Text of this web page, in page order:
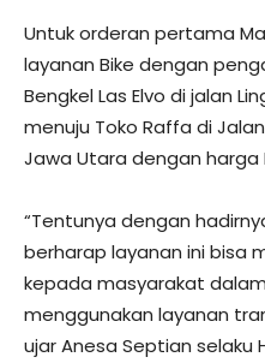
Untuk orderan pertama
layanan Bike dengan
Bengkel Las Elvo di jalan
menuju Toko Raffa di
Jawa Utara dengan harga
“Tentunya dengan
berharap layanan ini bisa
kepada masyarakat
menggunakan layanan
ujar Anesa Septian selaku